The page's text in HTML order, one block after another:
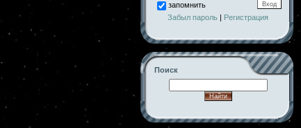
запомнить
Забыл пароль | Регистрация
Поиск